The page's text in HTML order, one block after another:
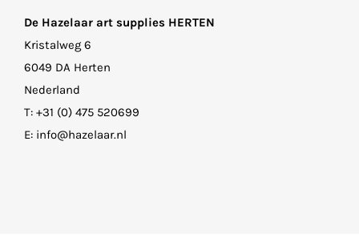
De Hazelaar art supplies HERTEN
Kristalweg 6
6049 DA Herten
Nederland
T: +31 (0) 475 520699
E: info@hazelaar.nl